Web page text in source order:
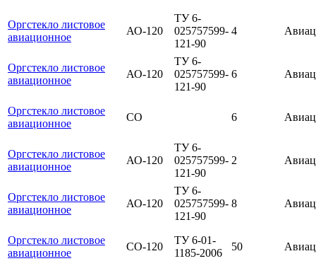
Оргстекло листовое
авиационное
АО-120
ТУ 6-
025757599-
121-90
4
Оргстекло листовое
авиационное
АО-120
ТУ 6-
025757599-
121-90
6
Оргстекло листовое
авиационное
СО 6
Оргстекло листовое
авиационное
АО-120
ТУ 6-
025757599-
121-90
2
Оргстекло листовое
авиационное
АО-120
ТУ 6-
025757599-
121-90
8
Оргстекло листовое
авиационное
СО-120
ТУ 6-01-
1185-2006
50